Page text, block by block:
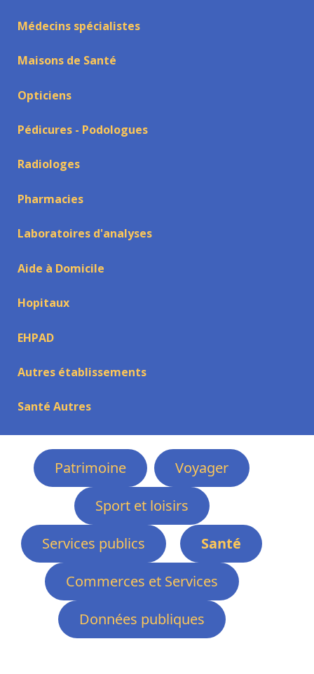
Médecins spécialistes
Maisons de Santé
Opticiens
Pédicures - Podologues
Radiologes
Pharmacies
Laboratoires d'analyses
Aide à Domicile
Hopitaux
EHPAD
Autres établissements
Santé Autres
Patrimoine
Voyager
Sport et loisirs
Services publics
Santé
Commerces et Services
Données publiques